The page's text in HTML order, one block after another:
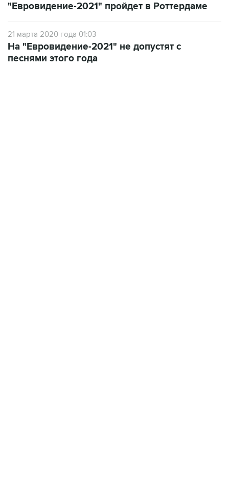
"Евровидение-2021" пройдет в Роттердаме
21 марта 2020 года 01:03
На "Евровидение-2021" не допустят с
песнями этого года